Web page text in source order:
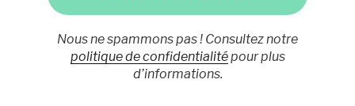
Nous ne spammons pas ! Consultez notre
politique de confidentialitépour plus
d’informations.